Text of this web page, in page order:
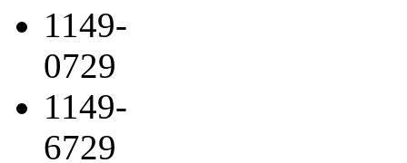
1149-
0729
1149-
6729